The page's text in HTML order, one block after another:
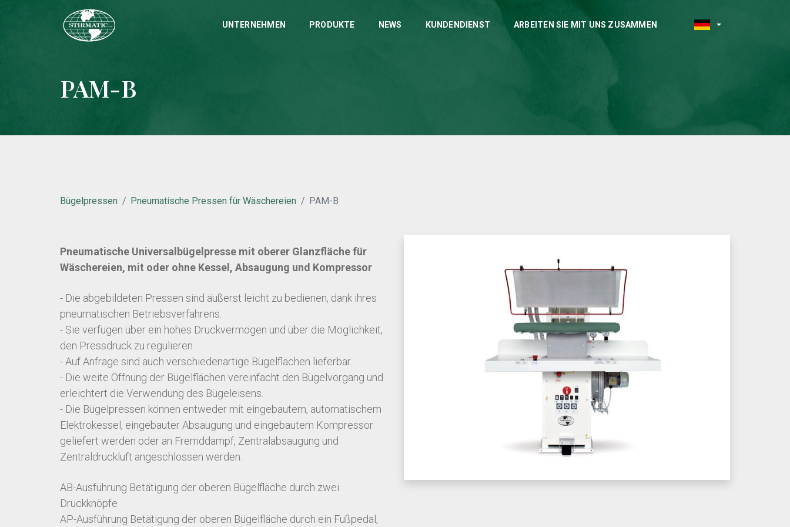
UNTERNEHMEN PRODUKTE NEWS KUNDENDIENST ARBEITEN SIE MIT UNS ZUSAMMEN
PAM-B
Bügelpressen Pneumatische Pressen für Wäschereien PAM-B
Pneumatische Universalbügelpresse mit oberer Glanzfläche für
Wäschereien, mit oder ohne Kessel, Absaugung und Kompressor
- Die abgebildeten Pressen sind äußerst leicht zu bedienen, dank ihres
pneumatischen Betriebsverfahrens.
- Sie verfügen über ein hohes Druckvermögen und über die Möglichkeit,
den Pressdruck zu regulieren.
- Auf Anfrage sind auch verschiedenartige Bügelflächen lieferbar.
- Die weite Öffnung der Bügelflächen vereinfacht den Bügelvorgang und
erleichtert die Verwendung des Bügeleisens.
- Die Bügelpressen können entweder mit eingebautem, automatischem
Elektrokessel, eingebauter Absaugung und eingebautem Kompressor
geliefert werden oder an Fremddampf, Zentralabsaugung und
Zentraldruckluft angeschlossen werden.
AB-Ausführung Betätigung der oberen Bügelfläche durch zwei
Druckknöpfe
AP-Ausführung Betätigung der oberen Bügelfläche durch ein Fußpedal,